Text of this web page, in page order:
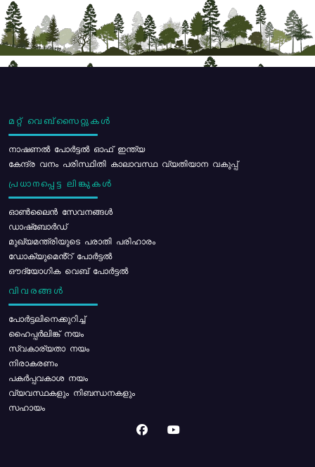
മറ്റ് വെബ്സൈറ്റുകൾ
നാഷണൽ പോർട്ടൽ ഓഫ് ഇന്ത്യ
കേന്ദ്ര വനം പരിസ്ഥിതി കാലാവസ്ഥ വ്യതിയാന വകുപ്പ്
പ്രധാനപ്പെട്ട ലിങ്കുകൾ
ഓൺലൈൻ സേവനങ്ങൾ
ഡാഷ്ബോർഡ്
മുഖ്യമന്ത്രിയുടെ പരാതി പരിഹാരം
ഡോക്യുമെൻ്റ് പോർട്ടൽ
ഔദ്യോഗിക വെബ് പോർട്ടൽ
വിവരങ്ങൾ
പോര്‍ട്ടലിനെക്കുറിച്ച്
ഹൈപ്പർലിങ്ക് നയം
സ്വകാര്യതാ നയം
നിരാകരണം
പകർപ്പവകാശ നയം
വ്യവസ്ഥകളും നിബന്ധനകളും
സഹായം